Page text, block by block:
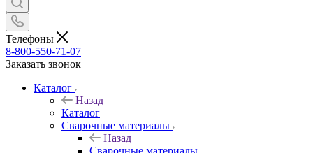
Телефоны
8-800-550-71-07
Заказать звонок
Каталог
Назад
Каталог
Сварочные материалы
Назад
Сварочные материалы